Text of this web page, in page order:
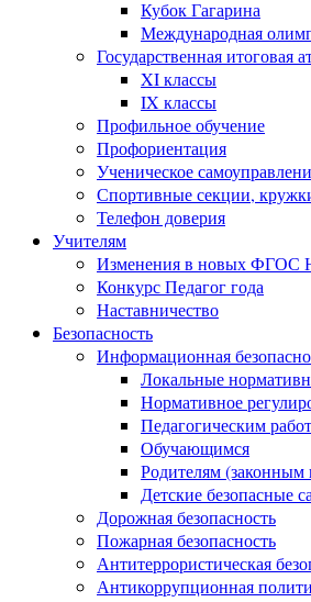
Кубок Гагарина
Международная
Государственная итоговая
XI классы
IX классы
Профильное обучение
Профориентация
Ученическое
Спортивные секции,
Телефон доверия
Учителям
Изменения в новых ФГОС
Конкурс Педагог года
Наставничество
Безопасность
Информационная
Локальные
Нормативное
Педагогическим
Обучающимся
Родителям (законным
Детские безопасные
Дорожная безопасность
Пожарная безопасность
Антитеррористическая
Антикоррупционная